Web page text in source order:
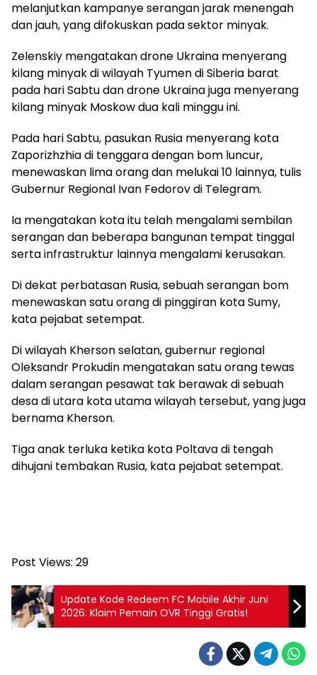
melanjutkan kampanye serangan jarak menengah
dan jauh, yang difokuskan pada sektor minyak.
Zelenskiy mengatakan drone Ukraina menyerang
kilang minyak di wilayah Tyumen di Siberia barat
pada hari Sabtu dan drone Ukraina juga menyerang
kilang minyak Moskow dua kali minggu ini.
Pada hari Sabtu, pasukan Rusia menyerang kota
Zaporizhzhia di tenggara dengan bom luncur,
menewaskan lima orang dan melukai 10 lainnya, tulis
Gubernur Regional Ivan Fedorov di Telegram.
Ia mengatakan kota itu telah mengalami sembilan
serangan dan beberapa bangunan tempat tinggal
serta infrastruktur lainnya mengalami kerusakan.
Di dekat perbatasan Rusia, sebuah serangan bom
menewaskan satu orang di pinggiran kota Sumy,
kata pejabat setempat.
Di wilayah Kherson selatan, gubernur regional
Oleksandr Prokudin mengatakan satu orang tewas
dalam serangan pesawat tak berawak di sebuah
desa di utara kota utama wilayah tersebut, yang juga
bernama Kherson.
Tiga anak terluka ketika kota Poltava di tengah
dihujani tembakan Rusia, kata pejabat setempat.
Post Views: 29
Update Kode Redeem FC Mobile Akhir Juni
2026: Klaim Pemain OVR Tinggi Gratis!